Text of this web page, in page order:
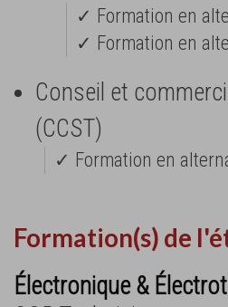
✓ Formation en
✓ Formation en
Conseil et
(CCST)
✓ Formation en
Formation(s) de
Électronique &